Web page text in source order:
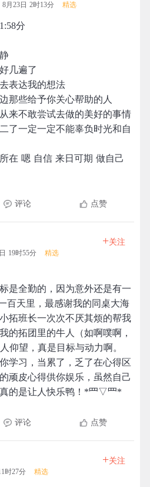
8月23日 2时13分 精选
分
几遍了
表达我的想法
那些给予你关心帮助的人
来不敢尝试去做的美好的事情
了一定一定不能辜负时光和自
在 嗯 自信 来日可期 做自己
评论 点赞
19时55分 精选
+关注
是全勤的，因为意外还是有一
百天里，最感谢我的同桌大海
拓班长一次次不厌其烦的帮我
的拓团里的牛人（如啊噗啊，
仰望，真是目标与动力啊。
学习，当累了，乏了在心得区
顽皮心得供你娱乐，虽然自己
的是让人快乐鸭！*罒▽罒*
评论 点赞
时27分 精选
+关注